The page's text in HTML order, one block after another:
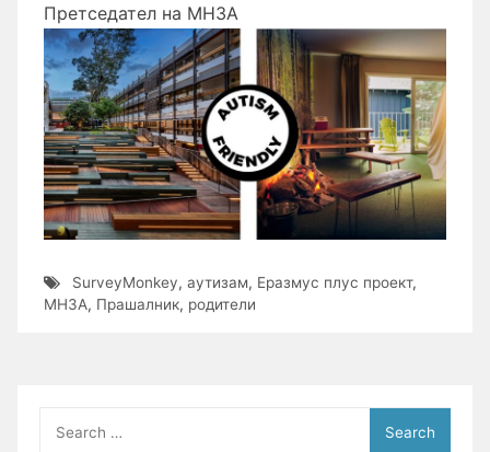
Претседател на МНЗА
SurveyMonkey, аутизам, Еразмус плус проект,
МНЗА, Прашалник, родители
for: